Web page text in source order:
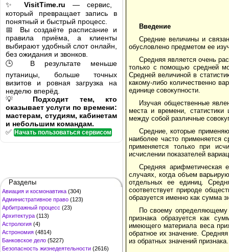
✨ VisitTime.ru — сервис,
который превращает запись в
понятный и быстрый процесс.
📅 Вы создаёте расписание и
правила приёма, а клиенты
выбирают удобный слот онлайн,
без ожидания и звонков.
🕒 В результате меньше
путаницы, больше точных
визитов и ровная загрузка на
неделю вперёд.
💡 Подходит тем, кто
оказывает услуги по времени:
мастерам, студиям, кабинетам
и небольшим командам.
✅ Начать пользоваться сервисом
Разделы
Авиация и космонавтика (304)
Административное право (123)
Арбитражный процесс (23)
Архитектура (113)
Астрология (4)
Астрономия (4814)
Банковское дело (5227)
Безопасность жизнедеятельности (2616)
Введение
Средние величины и
обусловлено предметом ее
Средняя является очень
только с помощью средней
Средней величиной в
какому-либо количественно
единице совокупности.
Изучая общественные
места и времени,
между собой различные
Средние, которые
наиболее часто применяется
применяется только при
исчислении показателей
Средняя арифметическая
случаях, когда объем
отдельных ее единиц.
соответствует природе
образуется именно как сумма
По своему определяющему
признака образуется как
имеющего материала веса
обратное их значение.
из обратных значений признака.